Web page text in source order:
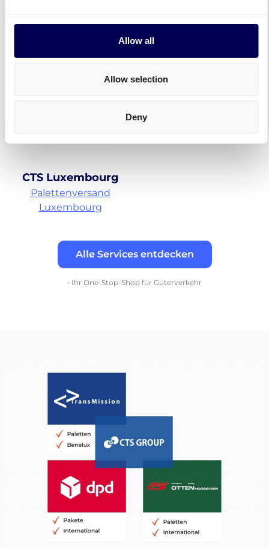
Allow all
Allow selection
Deny
CTS Luxembourg
Palettenversand
Luxembourg
Alle Services entdecken
• Ihr One-Stop-Shop für Güterverkehr